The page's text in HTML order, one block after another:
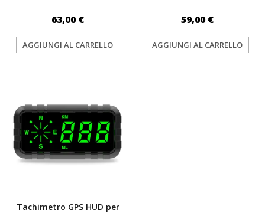
63,00 €
AGGIUNGI AL CARRELLO
59,00 €
AGGIUNGI AL CARRELLO
Tachimetro GPS HUD per